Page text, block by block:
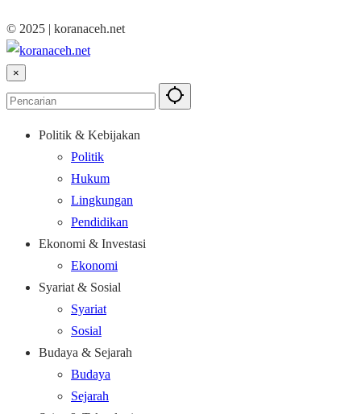
© 2025 | koranaceh.net
×
Politik & Kebijakan
Politik
Hukum
Lingkungan
Pendidikan
Ekonomi & Investasi
Ekonomi
Syariat & Sosial
Syariat
Sosial
Budaya & Sejarah
Budaya
Sejarah